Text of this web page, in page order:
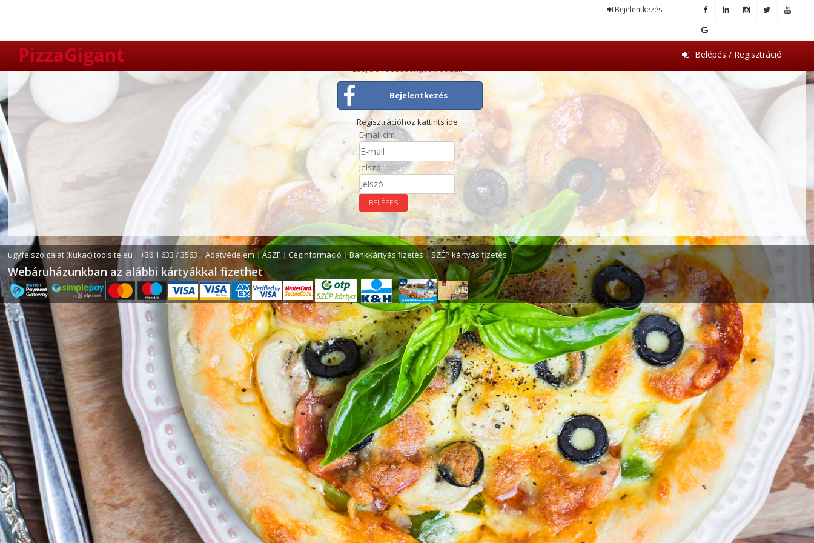
Bejelentkezés
PizzaGigant Belépés / Regisztráció
Lépj beFacebookprofiloddal!
Bejelentkezés
Regisztrációhoz kattints ide
E-mail cím
Jelszó
ugyfelszolgalat (kukac) toolsite.eu |+36 1 633 / 3563|Adatvédelem|ÁSZF |Céginformáció|Bankkártyás fizetés|SZÉP kártyás fizetés
Webáruházunkban az alábbi kártyákkal fizethet